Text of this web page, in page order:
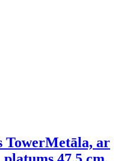
TowerMetāla, ar